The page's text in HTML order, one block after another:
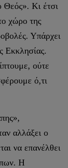
Θεός». Κι έτσι
χώρο της
Υπάρχει
Εκκλησίας.
ούτε
ό,τι
αλλάξει ο
να επανέλθει
Η